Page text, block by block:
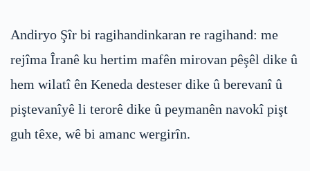
Andiryo Şîr bi ragihandinkaran re ragihand: me
rejîma Îranê ku hertim mafên mirovan pêşêl dike û
hem wilatî ên Keneda desteser dike û berevanî û
piştevanîyê li terorê dike û peymanên navokî pişt
guh têxe, wê bi amanc wergirîn.